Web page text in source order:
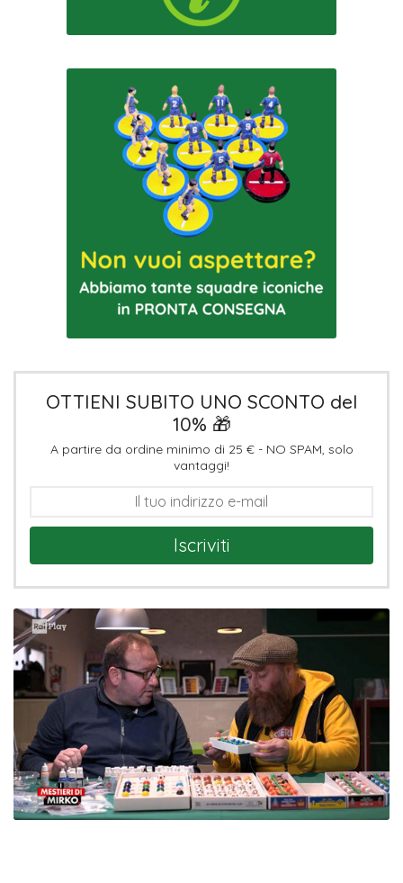
OTTIENI SUBITO UNO SCONTO del
10% 🎁
A partire da ordine minimo di 25 € - NO SPAM, solo
vantaggi!
Iscriviti